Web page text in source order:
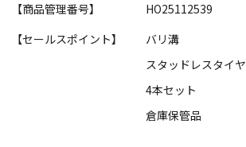
【商品管理番号】
HO25112539
【セールスポイント】
バリ溝
スタッドレスタイヤ
4本セット
倉庫保管品